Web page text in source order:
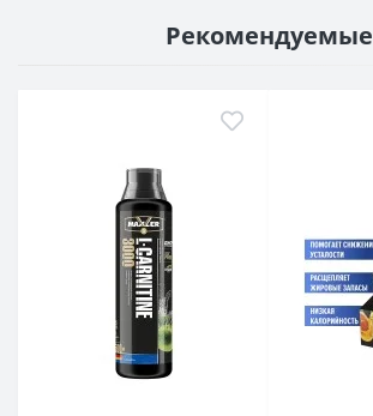
Рекомендуемые